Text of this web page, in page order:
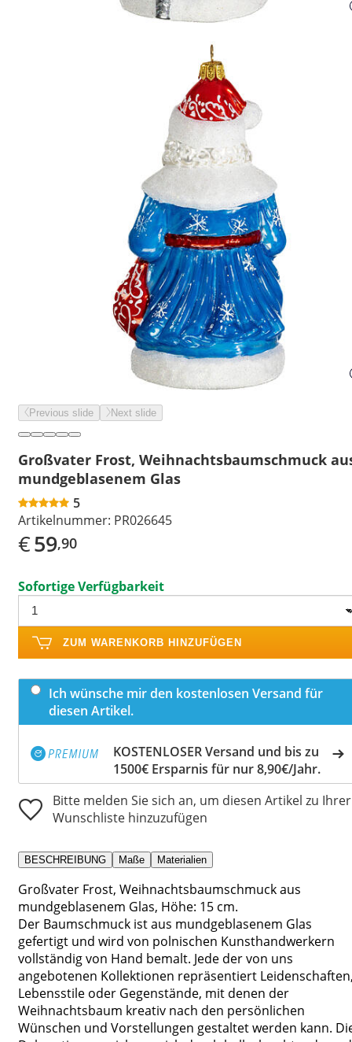
Previous slide Next slide
Großvater Frost, Weihnachtsbaumschmuck
mundgeblasenem Glas
5
Artikelnummer: PR026645
€59,90
Sofortige Verfügbarkeit
ZUM WARENKORB HINZUFÜGEN
Ich wünsche mir den kostenlosen Versand für
diesen Artikel.
KOSTENLOSER Versand und bis zu
1500€ Ersparnis für nur 8,90€/Jahr.
Bitte melden Sie sich an, um diesen Artikel zu Ihrer
Wunschliste hinzuzufügen
BESCHREIBUNG Maße Materialien
Großvater Frost, Weihnachtsbaumschmuck aus
mundgeblasenem Glas, Höhe: 15 cm.
Der Baumschmuck ist aus mundgeblasenem Glas
gefertigt und wird von polnischen Kunsthandwerkern
vollständig von Hand bemalt. Jede der von uns
angebotenen Kollektionen repräsentiert
Lebensstile oder Gegenstände, mit denen der
Weihnachtsbaum kreativ nach den persönlichen
Wünschen und Vorstellungen gestaltet werden kann.